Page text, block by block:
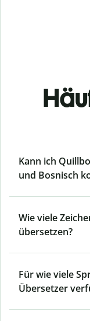
Kann ich
und Bosnisch
Wie viele
übersetzen?
Für wie viele
Übersetzer